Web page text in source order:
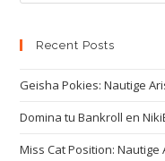
Recent Posts
Geisha Pokies: Nautige
Domina tu Bankroll en
Miss Cat Position: